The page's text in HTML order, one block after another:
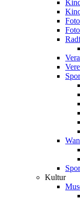
Kultur